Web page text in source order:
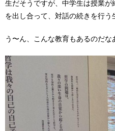
生だそうですが、中学生は授業が
を出し合って、対話の続きを行う
う〜ん、こんな教育もあるのだ